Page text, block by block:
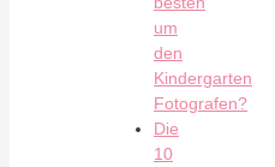
um
den
Kindergarten
Fotografen?
Die
10